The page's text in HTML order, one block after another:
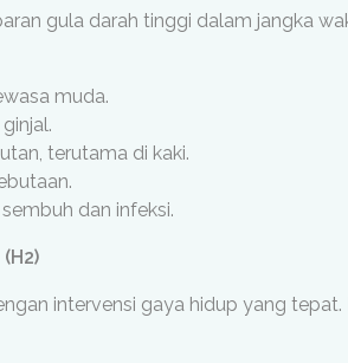
gula darah tinggi dalam jangka
muda.
terutama di kaki.
dan infeksi.
intervensi gaya hidup yang